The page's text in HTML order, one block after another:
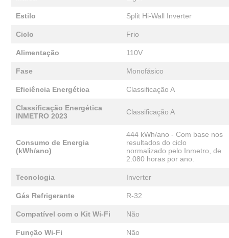
Estilo Split Hi-Wall Inverter
Ciclo Frio
Alimentação 110V
Fase Monofásico
Eficiência Energética Classificação A
Classificação Energética
INMETRO 2023
Classificação A
Consumo de Energia
(kWh/ano)
444 kWh/ano - Com base nos
resultados do ciclo
normalizado pelo Inmetro, de
2.080 horas por ano.
Tecnologia Inverter
Gás Refrigerante R-32
Compatível com o Kit Wi-Fi Não
Função Wi-Fi Não